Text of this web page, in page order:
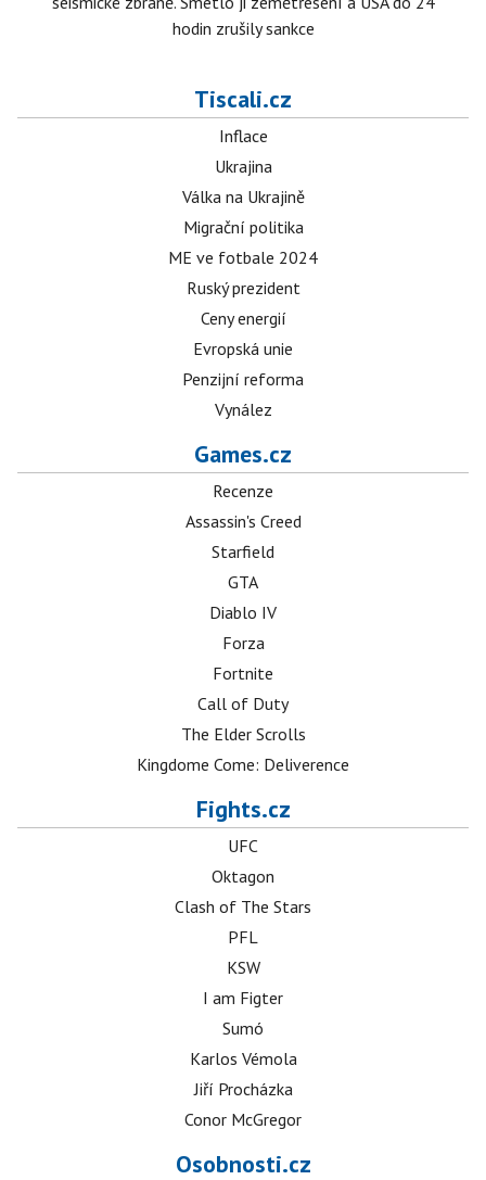
hodin zrušily sankce
Tiscali.cz
Inflace
Ukrajina
Válka na Ukrajině
Migrační politika
ME ve fotbale 2024
Ruský prezident
Ceny energií
Evropská unie
Penzijní reforma
Vynález
Games.cz
Recenze
Assassin's Creed
Starfield
GTA
Diablo IV
Forza
Fortnite
Call of Duty
The Elder Scrolls
Kingdome Come: Deliverence
Fights.cz
UFC
Oktagon
Clash of The Stars
PFL
KSW
I am Figter
Sumó
Karlos Vémola
Jiří Procházka
Conor McGregor
Osobnosti.cz